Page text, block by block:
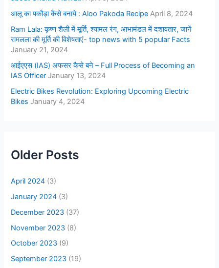
आलू का पकौड़ा कैसे बनाये : Aloo Pakoda Recipe April 8, 2024
Ram Lala: कृष्ण शैली में मूर्ति, श्यामल रंग, आभामंडल में दशावतार, जानें
रामलला की मूर्ति की विशेषताएं- top news with 5 popular Facts
January 21, 2024
आईएएस (IAS) अफसर कैसे बने – Full Process of Becoming an
IAS Officer January 13, 2024
Electric Bikes Revolution: Exploring Upcoming Electric
Bikes January 4, 2024
Older Posts
April 2024 (3)
January 2024 (3)
December 2023 (37)
November 2023 (8)
October 2023 (9)
September 2023 (19)